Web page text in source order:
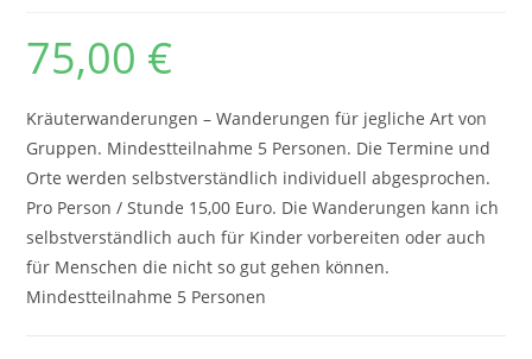
75,00 €
Kräuterwanderungen – Wanderungen für jegliche Art von
Gruppen. Mindestteilnahme 5 Personen. Die Termine und
Orte werden selbstverständlich individuell abgesprochen.
Pro Person / Stunde 15,00 Euro. Die Wanderungen kann ich
selbstverständlich auch für Kinder vorbereiten oder auch
für Menschen die nicht so gut gehen können.
Mindestteilnahme 5 Personen